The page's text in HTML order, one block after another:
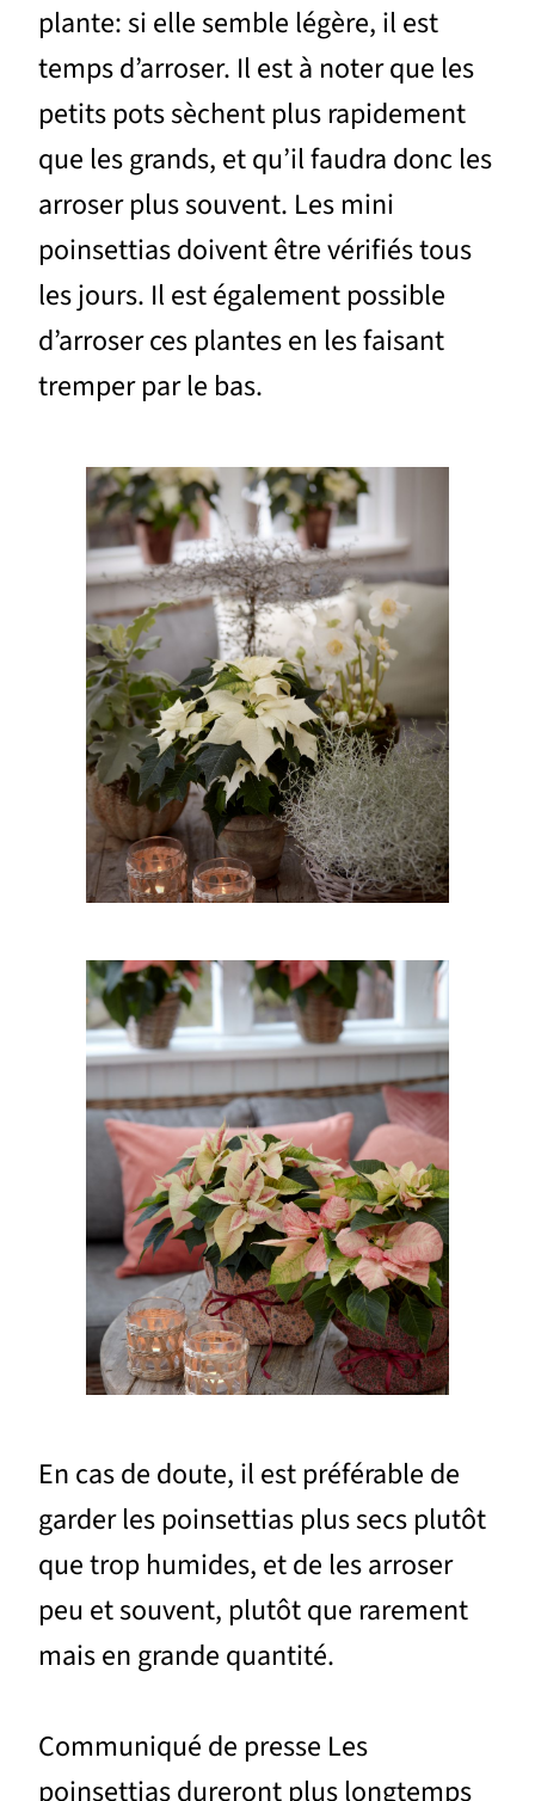
plante: si elle semble légère, il est
temps d’arroser. Il est à noter que les
petits pots sèchent plus rapidement
que les grands, et qu’il faudra donc les
arroser plus souvent. Les mini
poinsettias doivent être vérifiés tous
les jours. Il est également possible
d’arroser ces plantes en les faisant
tremper par le bas.
En cas de doute, il est préférable de
garder les poinsettias plus secs plutôt
que trop humides, et de les arroser
peu et souvent, plutôt que rarement
mais en grande quantité.
Communiqué de presse Les
poinsettias dureront plus longtemps